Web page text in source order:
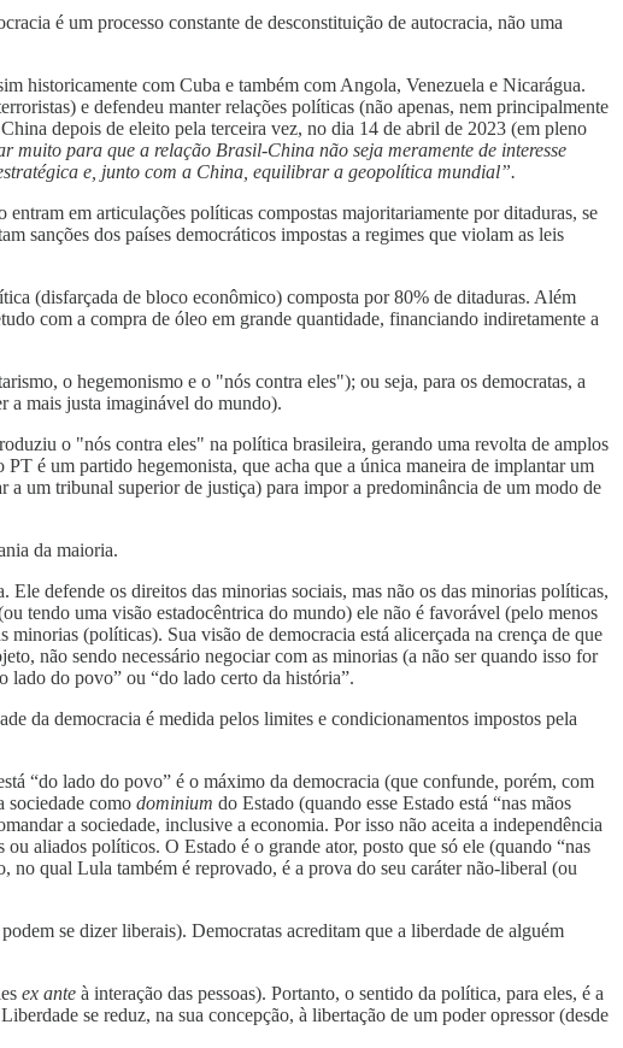
é um processo constante de desconstituição de autocracia, não uma
historicamente com Cuba e também com Angola, Venezuela e Nicarágua.
e defendeu manter relações políticas (não apenas, nem principalmente
depois de eleito pela terceira vez, no dia 14 de abril de 2023 (em pleno
muito para que a relação Brasil-China não seja meramente de interesse
e, junto com a China, equilibrar a geopolítica mundial”.
em articulações políticas compostas majoritariamente por ditaduras, se
sanções dos países democráticos impostas a regimes que violam as leis
(disfarçada de bloco econômico) composta por 80% de ditaduras. Além
com a compra de óleo em grande quantidade, financiando indiretamente a
o hegemonismo e o "nós contra eles"); ou seja, para os democratas, a
a mais justa imaginável do mundo).
o "nós contra eles" na política brasileira, gerando uma revolta de amplos
PT é um partido hegemonista, que acha que a única maneira de implantar um
um tribunal superior de justiça) para impor a predominância de um modo de
da maioria.
defende os direitos das minorias sociais, mas não os das minorias políticas,
tendo uma visão estadocêntrica do mundo) ele não é favorável (pelo menos
(políticas). Sua visão de democracia está alicerçada na crença de que
não sendo necessário negociar com as minorias (a não ser quando isso for
lado do povo” ou “do lado certo da história”.
da democracia é medida pelos limites e condicionamentos impostos pela
“do lado do povo” é o máximo da democracia (que confunde, porém, com
sociedade como dominium do Estado (quando esse Estado está “nas mãos
a sociedade, inclusive a economia. Por isso não aceita a independência
aliados políticos. O Estado é o grande ator, posto que só ele (quando “nas
no qual Lula também é reprovado, é a prova do seu caráter não-liberal (ou
se dizer liberais). Democratas acreditam que a liberdade de alguém
ex ante à interação das pessoas). Portanto, o sentido da política, para eles, é a
se reduz, na sua concepção, à libertação de um poder opressor (desde